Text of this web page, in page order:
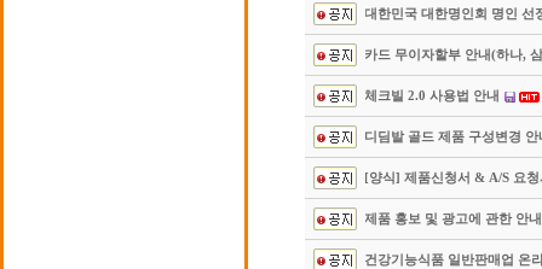
대한민국 대한명인회 명인 선
카드 무이자할부 안내(하나,
체크빌 2.0 사용법 안내
디딤발 골드 제품 구성변경 안
[양식] 제품신청서 & A/S 요
제품 홍보 및 광고에 관한 안
건강기능식품 일반판매업 온